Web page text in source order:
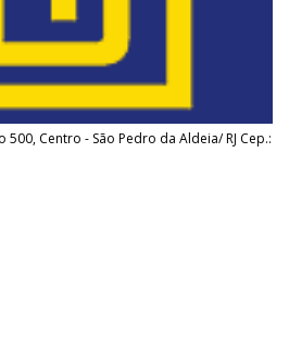
Centro - São Pedro da Aldeia/ RJ Cep.: